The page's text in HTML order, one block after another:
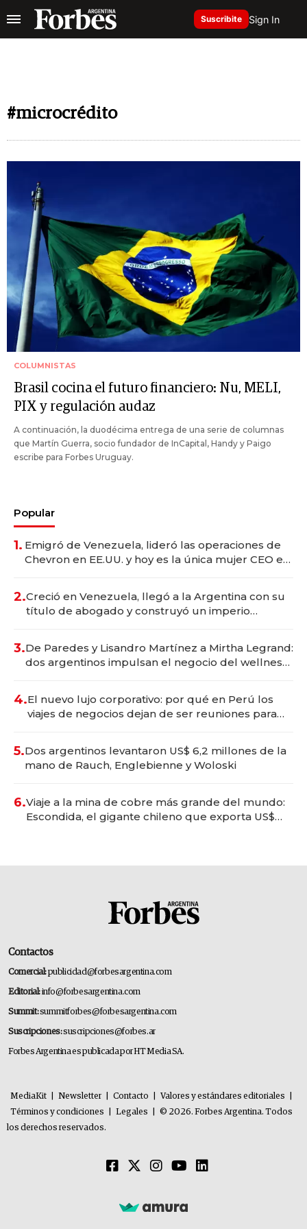
Suscribite Sign In
#microcrédito
COLUMNISTAS
Brasil cocina el futuro financiero: Nu, MELI,
PIX y regulación audaz
A continuación, la duodécima entrega de una serie de columnas
que Martín Guerra, socio fundador de InCapital, Handy y Paigo
escribe para Forbes Uruguay.
Popular
1. Emigró de Venezuela, lideró las operaciones de
Chevron en EE.UU. y hoy es la única mujer CEO en
2.Creció en Venezuela, llegó a la Argentina con su
título de abogado y construyó un imperio
3.De Paredes y Lisandro Martínez a Mirtha Legrand:
dos argentinos impulsan el negocio del wellness
4.El nuevo lujo corporativo: por qué en Perú los
viajes de negocios dejan de ser reuniones para
5.Dos argentinos levantaron US$ 6,2 millones de la
mano de Rauch, Englebienne y Woloski
6.Viaje a la mina de cobre más grande del mundo:
Escondida, el gigante chileno que exporta US$
Contactos
Comercial:publicidad@forbesargentina.com
Editorial:info@forbesargentina.com
Summit:summitforbes@forbesargentina.com
Suscripciones:suscripciones@forbes.ar
Forbes Argentina es publicada por HT Media SA.
MediaKit Newsletter Contacto Valores y estándares editoriales
Términos y condiciones
Legales
© 2026. Forbes Argentina. Todos
los derechos reservados.